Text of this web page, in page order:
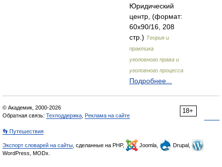
Юридический
центр, (формат:
60x90/16, 208
стр.) Теория и
практика
уголовного права и
уголовного процесса
Подробнее...
18+
© Академик, 2000-2026
Обратная связь: Техподдержка Реклама на сайте
👣 Путешествия
Экспорт словарей на сайты , сделанные на PHP, Joomla,
Drupal,
WordPress, MODx.